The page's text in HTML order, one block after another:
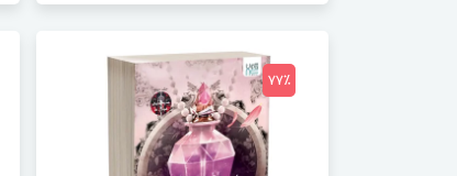
77٪